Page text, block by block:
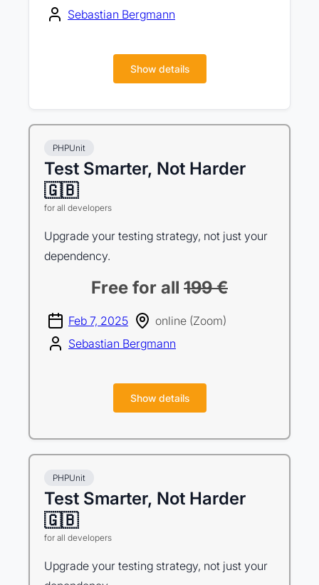
Sebastian Bergmann
Show details
PHPUnit
Test Smarter, Not Harder
🇬🇧
for all developers
Upgrade your testing strategy, not just your
dependency.
Free for all 199 €
Feb 7, 2025
online (Zoom)
Sebastian Bergmann
Show details
PHPUnit
Test Smarter, Not Harder
🇬🇧
for all developers
Upgrade your testing strategy, not just your